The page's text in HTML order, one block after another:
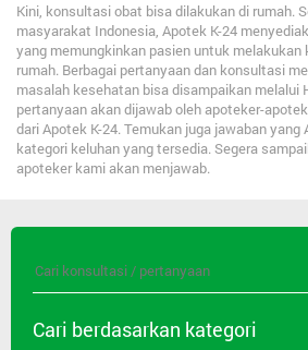
Kini, konsultasi obat bisa dilakukan di rumah.
masyarakat Indonesia, Apotek K-24
yang memungkinkan pasien untuk
rumah. Berbagai pertanyaan dan konsultasi
masalah kesehatan bisa disampaikan melalui
pertanyaan akan dijawab oleh apoteker-
dari Apotek K-24. Temukan juga jawaban yang
kategori keluhan yang tersedia. Segera
apoteker kami akan menjawab.
Cari berdasarkan kategori